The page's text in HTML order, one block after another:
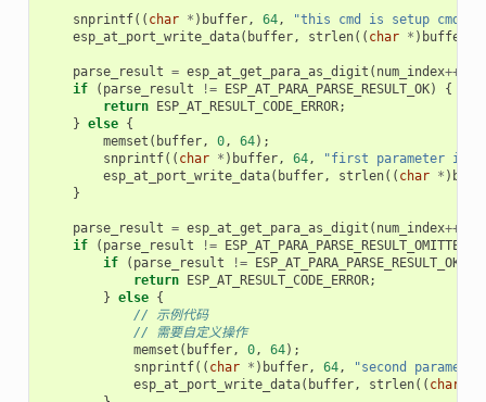
snprintf(( char * ) buffer, 64,
"this cmd is setup cmd
esp_at_port_write_data( buffer, strlen(( char * ) buffer
parse_result = esp_at_get_para_as_digit ( num_index++
if
( parse_result != ESP_AT_PARA_PARSE_RESULT_OK)
{
return ESP_AT_RESULT_CODE_ERROR;
} else {
memset ( buffer, 0, 64);
snprintf(( char * ) buffer, 64,
"first parameter is:
esp_at_port_write_data( buffer, strlen(( char * )
}
parse_result = esp_at_get_para_as_digit ( num_index++
if
( parse_result != ESP_AT_PARA_PARSE_RESULT_OMITTED
if
( parse_result != ESP_AT_PARA_PARSE_RESULT_OK
return ESP_AT_RESULT_CODE_ERROR;
} else {
// 示例代码
// 需要自定义操作
memset ( buffer, 0, 64);
snprintf(( char * ) buffer, 64,
"second
esp_at_port_write_data( buffer, strlen(( char